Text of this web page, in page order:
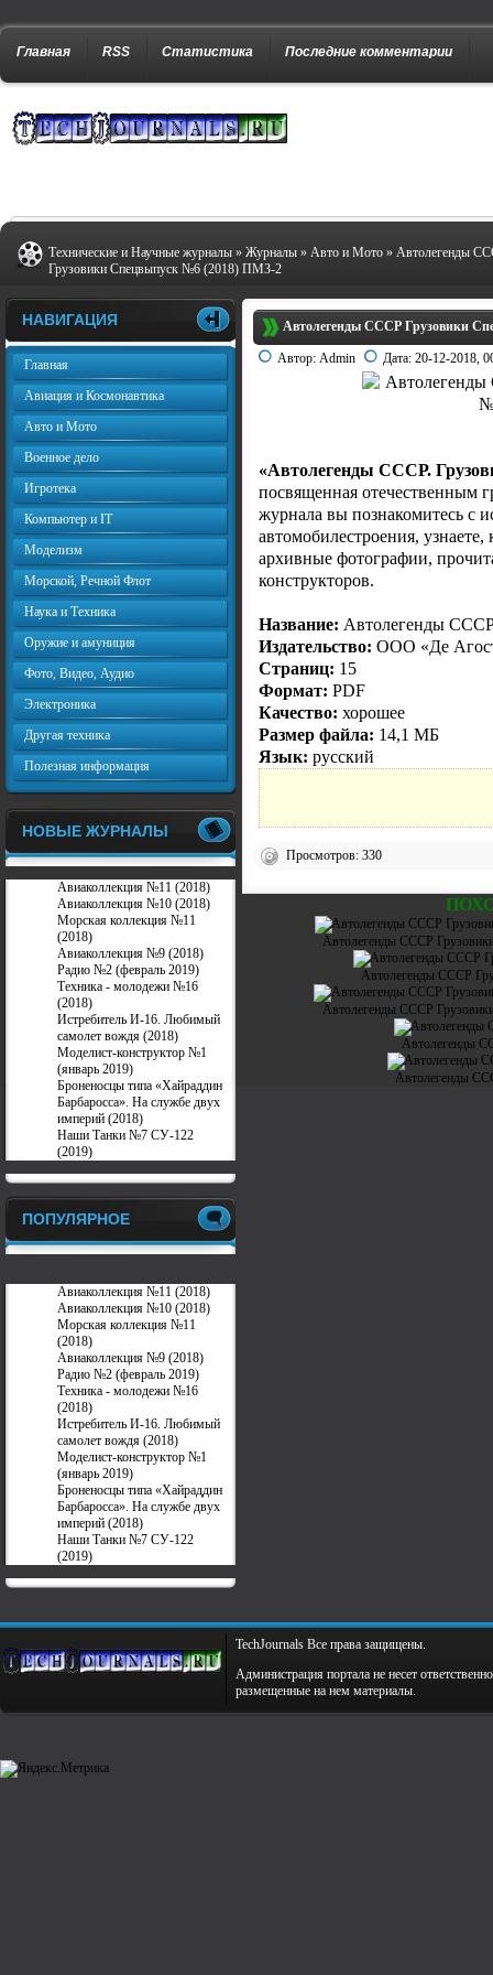
Главная RSS Статистика Последние комментарии
Технические и Научные журналы » Журналы » Авто и Мото » Автолегенды
Грузовики Спецвыпуск №6 (2018) ПМЗ-2
Автолегенды СССР Грузовики
Автор: Admin Дата: 20-12-2018,
«Автолегенды СССР.
посвященная отечественным
журнала вы познакомитесь с
автомобилестроения,
архивные фотографии,
конструкторов.
Название: Автолегенды
Издательство: ООО «Де
Страниц: 15
Формат: PDF
Качество: хорошее
Размер файла: 14,1 МБ
Язык: русский
Просмотров: 330
Автолегенды СССР
Автолегенды СССР
Автолегенды СССР
Автолегенды
Автолегенды
НАВИГАЦИЯ
Главная
Авиация и Космонавтика
Авто и Мото
Военное дело
Игротека
Компьютер и IT
Моделизм
Морской, Речной Флот
Наука и Техника
Оружие и амуниция
Фото, Видео, Аудио
Электроника
Другая техника
Полезная информация
НОВЫЕ ЖУРНАЛЫ
Авиаколлекция №11 (2018)
Авиаколлекция №10 (2018)
Морская коллекция №11
(2018)
Авиаколлекция №9 (2018)
Радио №2 (февраль 2019)
Техника - молодежи №16
(2018)
Истребитель И-16. Любимый
самолет вождя (2018)
Моделист-конструктор №1
(январь 2019)
Броненосцы типа «Хайраддин
Барбаросса». На службе двух
империй (2018)
Наши Танки №7 СУ-122
(2019)
ПОПУЛЯРНОЕ
Авиаколлекция №11 (2018)
Авиаколлекция №10 (2018)
Морская коллекция №11
(2018)
Авиаколлекция №9 (2018)
Радио №2 (февраль 2019)
Техника - молодежи №16
(2018)
Истребитель И-16. Любимый
самолет вождя (2018)
Моделист-конструктор №1
(январь 2019)
Броненосцы типа «Хайраддин
Барбаросса». На службе двух
империй (2018)
Наши Танки №7 СУ-122
(2019)
TechJournals Все права защищены.
Администрация портала не несет
размещенные на нем материалы.